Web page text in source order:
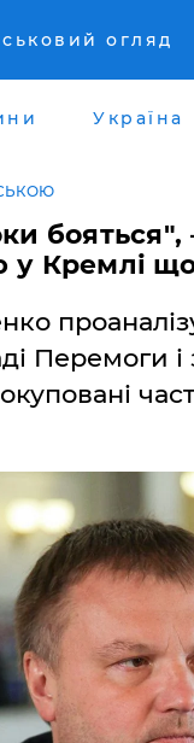
огляд
Україна
у Кремлі
Перемоги